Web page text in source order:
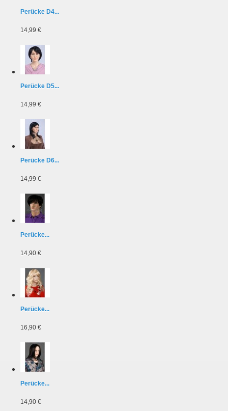
Perücke D4...
14,99 €
Perücke D5...
14,99 €
Perücke D6...
14,99 €
Perücke...
14,90 €
Perücke...
16,90 €
Perücke...
14,90 €